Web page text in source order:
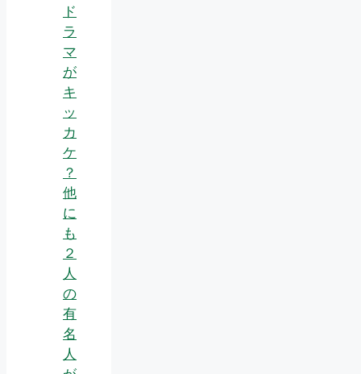
ド
ラ
マ
が
キ
ッ
カ
ケ
？
他
に
も
２
人
の
有
名
人